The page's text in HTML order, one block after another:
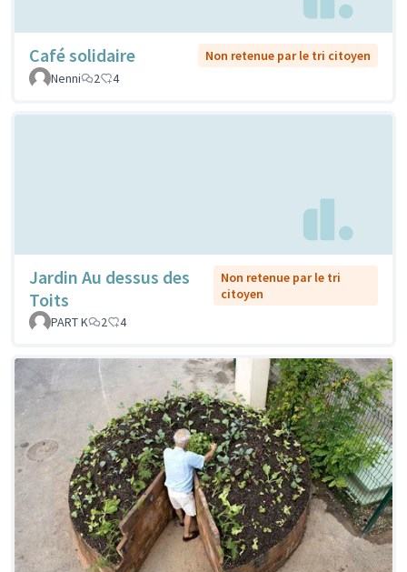
Café solidaire
Non retenue par le tri citoyen
Nenni
2 4
Jardin Au dessus des
Toits
Non retenue par le tri
citoyen
PART K
2 4